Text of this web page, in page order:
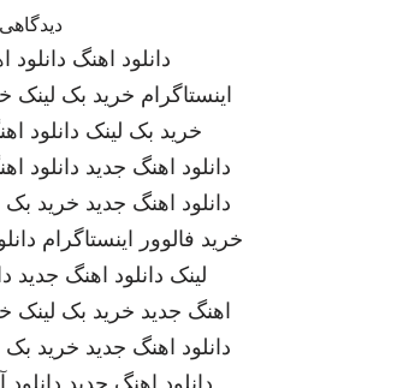
دانلود اهنگ دانلود
اینستاگرام خرید بک لینک
خرید بک لینک دانلود
دانلود اهنگ جدید دانلود
دانلود اهنگ جدید خرید بک
خرید فالوور اینستاگرام
لینک دانلود اهنگ جدید
اهنگ جدید خرید بک لینک
دانلود اهنگ جدید خرید بک
دانلود اهنگ جدید